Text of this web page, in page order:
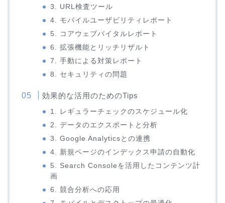
3. URL検査ツール
4. モバイルユーザビリティレポート
5. コアウェブバイタルレポート
6. 拡張機能とリッチリザルト
7. 手動による対策レポート
8. セキュリティの問題
効果的な活用のためのTips
1. レギュラーチェックのスケジュール化
2. データのエクスポートと分析
3. Google Analyticsとの連携
4. 新規ページのインデックス申請の自動化
5. Search Consoleを活用したコンテンツ計
画
6. 競合分析への応用